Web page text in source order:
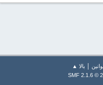
| بالا ▲
SMF 2.1.6 ©